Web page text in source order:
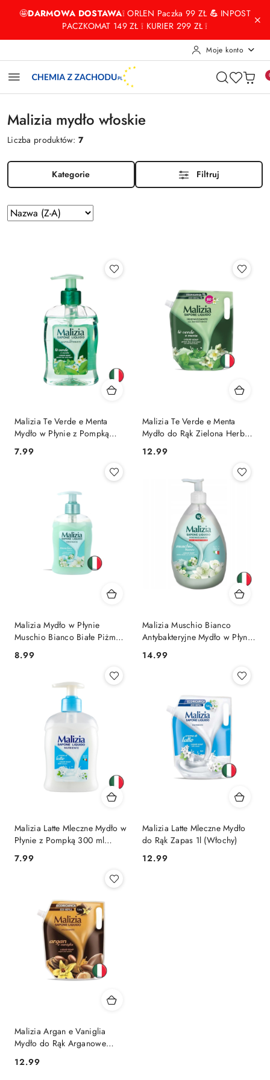
Przejdź do treści głównej
Przejdź do wyszukiwarki
Przejdź do moje konto
Przejdź do menu głównego
Przejdź do stopki
🤩DARMOWA DOSTAWA❕ ORLEN Paczka 99 ZŁ💪 INPOST
PACZKOMAT 149 ZŁ ❕ KURIER 299 ZŁ ❕
Moje konto
Malizia mydło włoskie
Liczba produktów:7
Kategorie Filtruj
Zastosowano
sortowanie:
Sortuj
według
Malizia Te Verde e Menta
Mydło w Płynie z Pompką
Zielona Herbata Mięta 300 ml
(Włochy)
Cena:
7.99
Malizia Te Verde e Menta
Mydło do Rąk Zielona Herbata
Mięta 1l (Włochy)
Cena:
12.99
Malizia Mydło w Płynie
Muschio Bianco Białe Piżmo
Cena:
8.99
Malizia Muschio Bianco
Antybakteryjne Mydło w Płynie
(Włochy)
Cena:
14.99
Malizia Latte Mleczne Mydło w
Płynie z Pompką 300 ml
(Włochy)
Cena:
7.99
Malizia Latte Mleczne Mydło
do Rąk Zapas 1l (Włochy)
Cena:
12.99
Malizia Argan e Vaniglia
Mydło do Rąk Arganowe
Cena:
12.99